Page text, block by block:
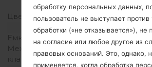
дюйм)
Цвета экрана
16M
Аккумулятор и
Емкость аккумулятора
Съемный
Механическая
клавиатура
-
обработку персональных данных,
пользователь не выступает против
обработки («не отказывается»), не
на согласие или любое другое из
правовых оснований. Это, однако,
применяется, когда обработка